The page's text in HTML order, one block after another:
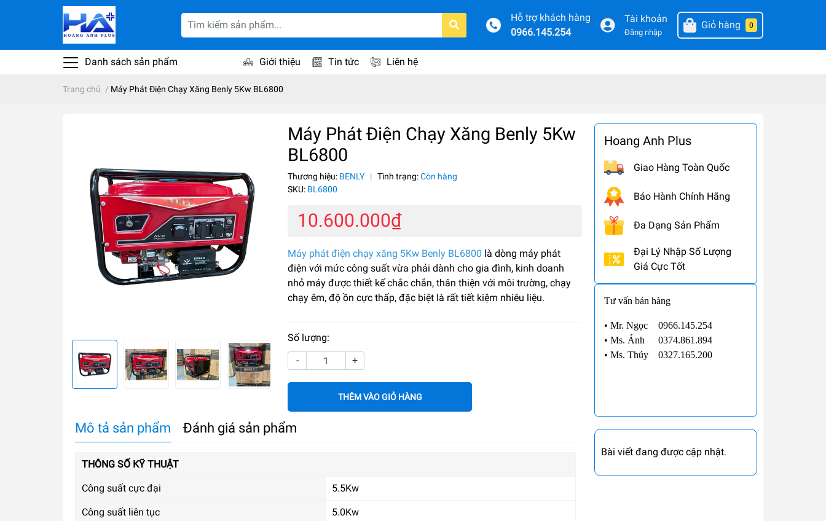
Hỗ trợ khách hàng
0966.145.254
Tài khoản
Đăng nhập
Giỏ hàng 0
Danh sách sản phẩm Giới thiệu Tin tức Liên hệ
Trang chủ / Máy Phát Điện Chạy Xăng Benly 5Kw BL6800
Máy Phát Điện Chạy Xăng Benly 5Kw
BL6800
Thương hiệu: BENLY | Tình trạng:Còn hàng
SKU: BL6800
10.600.000₫
Máy phát điện chạy xăng 5Kw Benly BL6800 là dòng máy phát
điện với mức công suất vừa phải dành cho gia đình, kinh doanh
nhỏ máy được thiết kế chắc chắn, thân thiện với môi trường, chạy
chạy êm, độ ồn cực thấp, đặc biệt là rất tiết kiệm nhiêu liệu.
Số lượng:
-
+
THÊM VÀO GIỎ HÀNG
Mô tả sản phẩm Đánh giá sản phẩm
THÔNG SỐ KỸ THUẬT
Công suất cực đại 5.5Kw
Công suất liên tục 5.0Kw
Hoang Anh Plus
Giao Hàng Toàn Quốc
Bảo Hành Chính Hãng
Đa Dạng Sản Phẩm
Đại Lý Nhập Số Lượng
Giá Cực Tốt
Tư vấn bán hàng
• Mr. Ngọc
0966.145.254
• Ms. Ánh
0374.861.894
• Ms. Thúy 0327.165.200
Bài viết đang được cập nhật.